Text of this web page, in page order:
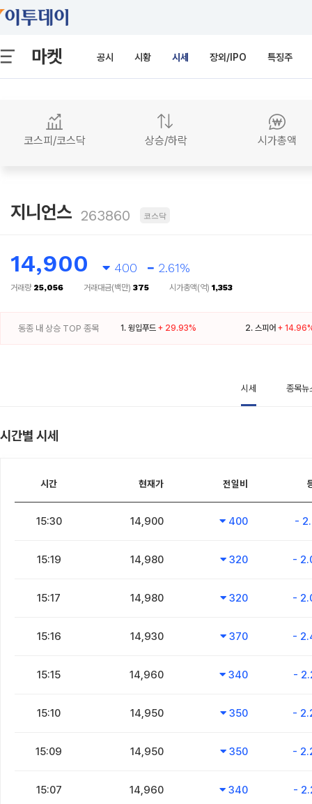
마켓 공시 시황 시세 장외/IPO 특징주
코스피/코스닥 상승/하락 시가총액
지니언스 263860 코스닥
14,900 400 2.61%
거래량 25,056 거래대금(백만) 375 시가총액(억) 1,353
동종 내 상승 TOP 종목 1. 윙입푸드 + 29.93% 2. 스피어 +
시세 종목뉴